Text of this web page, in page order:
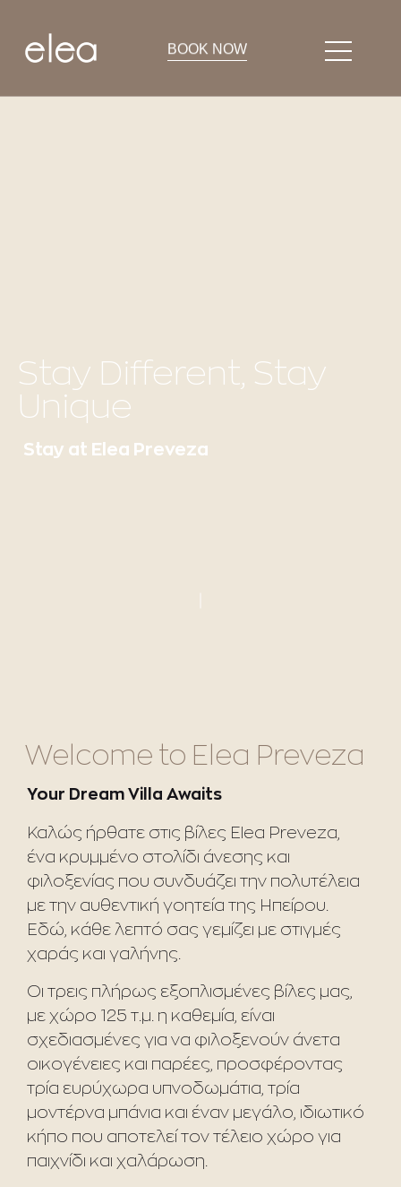
BOOK NOW
Stay Different, Stay
Unique
Stay at Elea Preveza
Welcome to Elea Preveza
Your Dream Villa Awaits
Καλώς ήρθατε στις βίλες Elea Preveza,
ένα κρυμμένο στολίδι άνεσης και
φιλοξενίας που συνδυάζει την πολυτέλεια
με την αυθεντική γοητεία της Ηπείρου.
Εδώ, κάθε λεπτό σας γεμίζει με στιγμές
χαράς και γαλήνης.
Οι τρεις πλήρως εξοπλισμένες βίλες μας,
με χώρο 125 τ.μ. η καθεμία, είναι
σχεδιασμένες για να φιλοξενούν άνετα
οικογένειες και παρέες, προσφέροντας
τρία ευρύχωρα υπνοδωμάτια, τρία
μοντέρνα μπάνια και έναν μεγάλο, ιδιωτικό
κήπο που αποτελεί τον τέλειο χώρο για
παιχνίδι και χαλάρωση.